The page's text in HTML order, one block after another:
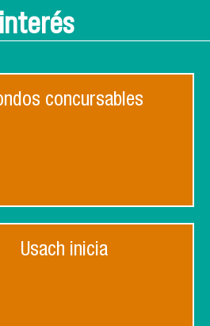
concursables
Usach inicia